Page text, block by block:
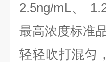
2.5ng/mL、
最高浓度标准
轻轻吹打混匀